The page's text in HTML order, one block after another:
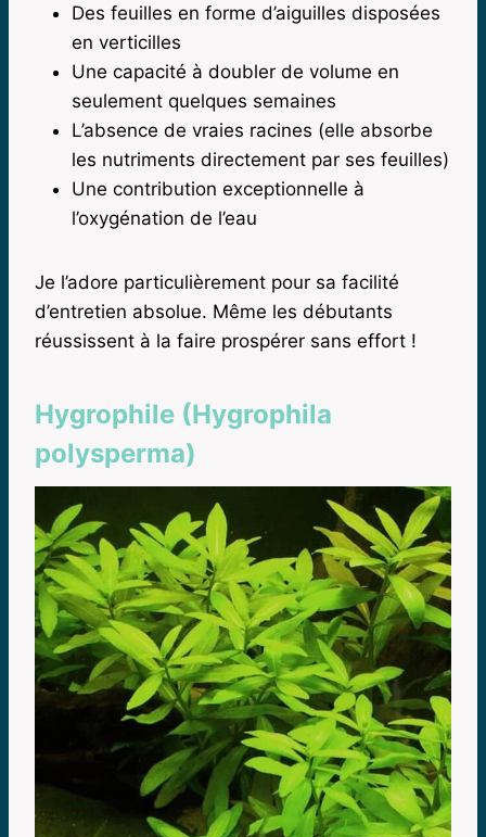
Des feuilles en forme d’aiguilles disposées
en verticilles
Une capacité à doubler de volume en
seulement quelques semaines
L’absence de vraies racines (elle absorbe
les nutriments directement par ses feuilles)
Une contribution exceptionnelle à
l’oxygénation de l’eau
Je l’adore particulièrement pour sa facilité
d’entretien absolue. Même les débutants
réussissent à la faire prospérer sans effort !
Hygrophile (Hygrophila
polysperma)